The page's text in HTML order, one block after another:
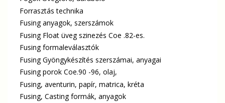
Forrasztás technika
Fusing anyagok, szerszámok
Fusing Float üveg szinezés Coe .82-es.
Fusing formaleválasztók
Fusing Gyöngykészítés szerszámai, anyagai
Fusing porok Coe.90 -96, olaj,
Fusing, aventurin, papír, matrica, kréta
Fusing, Casting formák, anyagok